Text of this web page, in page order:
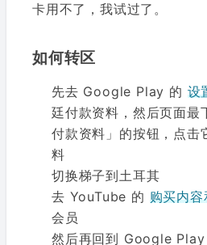
卡用不了，我试过了。
如何转区
先去 Google Play 的 设
廷付款资料，然后页面最
付款资料」的按钮，点击
料
切换梯子到土耳其
去 YouTube 的 购买内
会员
然后再回到 Google Play